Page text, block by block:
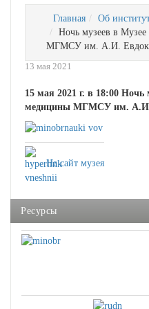
Главная Об
Ночь музеев в
МГМСУ им. А.И.
13 мая 2021
15 мая 2021 г. в 18:00 Ночь
медицины МГМСУ им. А.И.
На сайт музея
Ресурсы